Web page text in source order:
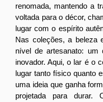
renomada, mantendo a
voltada para o décor,
lugar com o espírito
Nas coleções, a beleza
nível de artesanato: um
inovador. Aqui, o lar é o
lugar tanto físico quanto
uma ideia que ganha
projetada para durar.